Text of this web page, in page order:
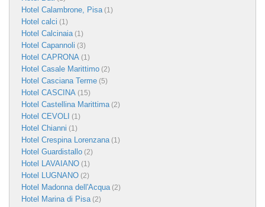
Hotel Calambrone, Pisa(1)
Hotel calci (1)
Hotel Calcinaia(1)
Hotel Capannoli (3)
Hotel CAPRONA (1)
Hotel Casale Marittimo (2)
Hotel Casciana Terme (5)
Hotel CASCINA (15)
Hotel Castellina Marittima(2)
Hotel CEVOLI (1)
Hotel Chianni (1)
Hotel Crespina Lorenzana(1)
Hotel Guardistallo (2)
Hotel LAVAIANO (1)
Hotel LUGNANO (2)
Hotel Madonna dell'Acqua(2)
Hotel Marina di Pisa(2)